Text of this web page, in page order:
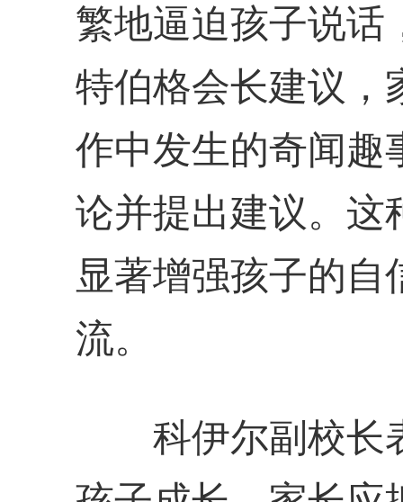
繁地逼迫孩子说话
特伯格会长建议，
作中发生的奇闻趣
论并提出建议。这
显著增强孩子的自
流。
科伊尔副校长